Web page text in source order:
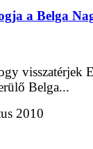
a Belga
visszatérjek
Belga...
2010